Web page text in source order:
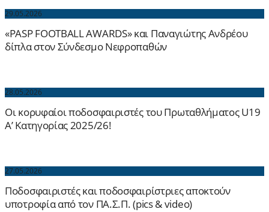
29.05.2026
«PASP FOOTBALL AWARDS» και Παναγιώτης Ανδρέου
δίπλα στον Σύνδεσμο Νεφροπαθών
28.05.2026
Οι κορυφαίοι ποδοσφαιριστές του Πρωταθλήματος U19
Α’ Κατηγορίας 2025/26!
27.05.2026
Ποδοσφαιριστές και ποδοσφαιρίστριες αποκτούν
υποτροφία από τον ΠΑ.Σ.Π. (pics & video)